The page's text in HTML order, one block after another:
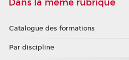
Dans la même rubrique
Catalogue des formations
Par discipline